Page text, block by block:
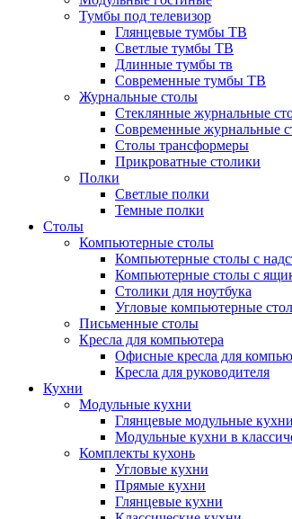
Тумбы под телевизор
Глянцевые тумбы ТВ
Светлые тумбы ТВ
Длинные тумбы тв
Современные тумбы ТВ
Журнальные столы
Стеклянные журнальные
Современные журнальные
Столы трансформеры
Прикроватные столики
Полки
Светлые полки
Темные полки
Столы
Компьютерные столы
Компьютерные столы с
Компьютерные столы с
Столики для ноутбука
Угловые компьютерные
Письменные столы
Кресла для компьютера
Офисные кресла для
Кресла для руководителя
Кухни
Модульные кухни
Глянцевые модульные кухни
Модульные кухни в
Комплекты кухонь
Угловые кухни
Прямые кухни
Глянцевые кухни